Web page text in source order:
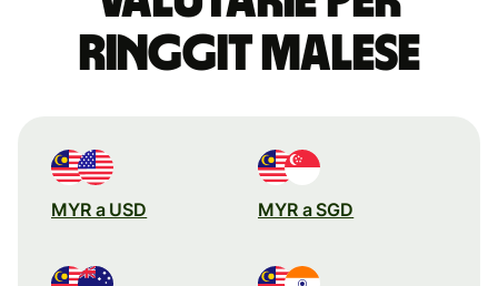
ringgit malese
MYR a USD MYR a SGD